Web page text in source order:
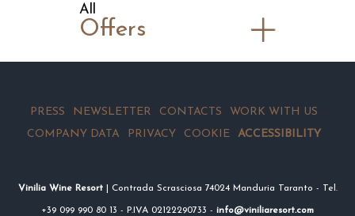
All
Offers
PRESS NEWSLETTER CONTACTS
WORK WITH US
COMPANY DATA
PRIVACY COOKIE ACCESSIBILITY
Vinilia Wine Resort| Contrada Scrasciosa 74024 Manduria Taranto - Tel.
+39 099 990 80 13 - P.IVA 02122290733 - info@viniliaresort.com